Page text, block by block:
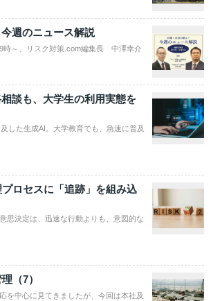
週のニュース解説
時～、リスク対策.com編集長 中澤幸介
談も、大学生の利用実態を
した生成AI。大学教育でも、急速に普及
ロセスに「追跡」を組み込
思決定は、迅速な行動よりも、意図的な
（7）
を中心に見てきましたが、今回は本社及